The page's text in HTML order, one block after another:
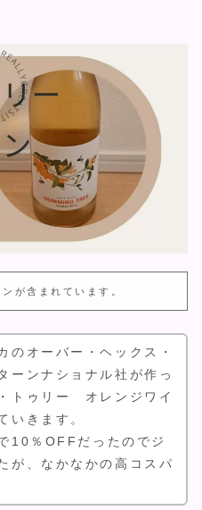
が含まれています。
のオーバー・ヘックス・
ーンナショナル社が作っ
トゥリー オレンジワイ
いきます。
10％OFFだったのでジ
が、なかなかの高コスパ